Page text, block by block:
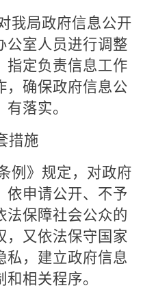
我局政府信息公开
公室人员进行调整
指定负责信息工作
，确保政府信息公
落实。
措施
例》规定，对政府
依申请公开、不予
法保障社会公众的
，又依法保守国家
私，建立政府信息
相关程序。